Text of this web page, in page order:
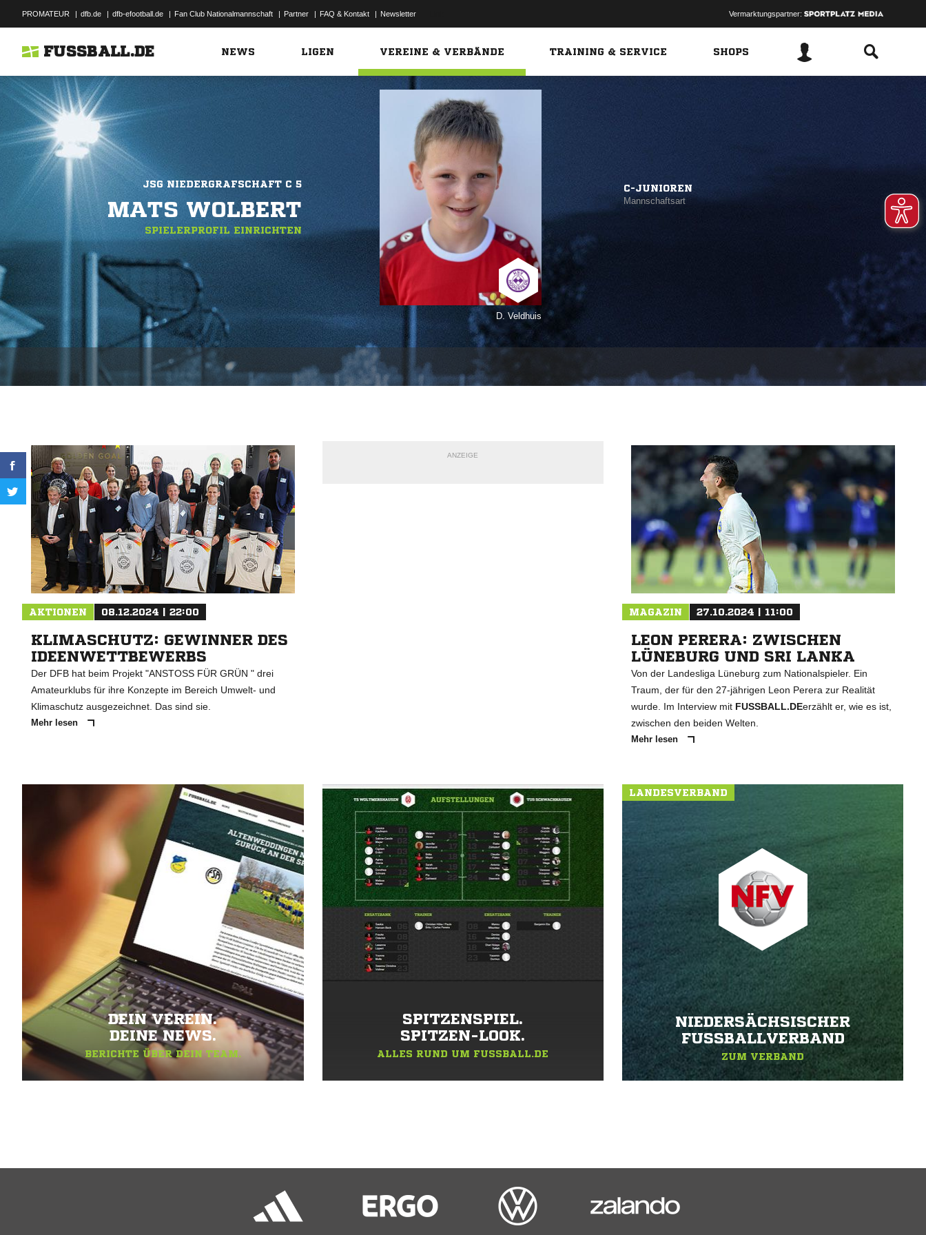
PROMATEUR | dfb.de | dfb-efootball.de | Fan Club Nationalmannschaft | Partner | FAQ & Kontakt | Newsletter Vermarktungspartner:
FUSSBALL.DE NEWS LIGEN VEREINE & VERBÄNDE TRAINING & SERVICE SHOPS
JSG NIEDERGRAFSCHAFT C 5
MATS WOLBERT
D. Veldhuis
SPIELERPROFIL EINRICHTEN
C-JUNIOREN
Mannschaftsart
AKTIONEN 08.12.2024 | 22:00
KLIMASCHUTZ: GEWINNER DES
IDEENWETTBEWERBS
Der DFB hat beim Projekt "ANSTOSS FÜR GRÜN " drei
Amateurklubs für ihre Konzepte im Bereich Umwelt- und
Klimaschutz ausgezeichnet. Das sind sie.
Mehr lesen
ANZEIGE
MAGAZIN 27.10.2024 | 11:00
LEON PERERA: ZWISCHEN
LÜNEBURG UND SRI LANKA
Von der Landesliga Lüneburg zum Nationalspieler. Ein
Traum, der für den 27-jährigen Leon Perera zur Realität
wurde. Im Interview mit FUSSBALL.DEerzählt er, wie es ist,
zwischen den beiden Welten.
Mehr lesen
DEIN VEREIN.
DEINE NEWS.
BERICHTE ÜBER DEIN TEAM.
SPITZENSPIEL.
SPITZEN-LOOK.
ALLES RUND UM FUSSBALL.DE
LANDESVERBAND
NIEDERSÄCHSISCHER
FUSSBALLVERBAND
ZUM VERBAND